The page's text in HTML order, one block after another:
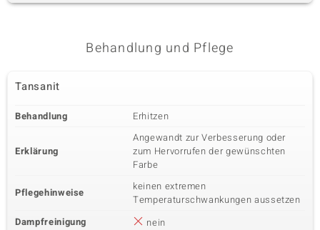
Behandlung und Pflege
Tansanit
Behandlung Erhitzen
Erklärung
Angewandt zur Verbesserung oder
zum Hervorrufen der gewünschten
Farbe
Pflegehinweise
keinen extremen
Temperaturschwankungen aussetzen
Dampfreinigung
nein